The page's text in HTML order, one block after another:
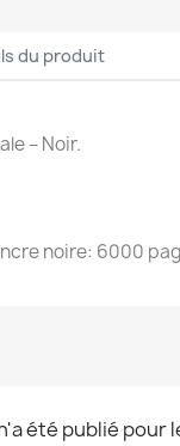
du produit
– Noir.
noire: 6000
été publié pour